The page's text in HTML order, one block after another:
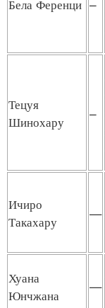
Бела Ференци –
Тецуя
Шинохару
–
Ичиро
Такахару
—
Хуана
Юнчжана
—